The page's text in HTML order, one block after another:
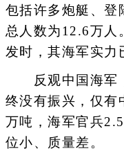
包括许多炮艇、登
总人数为12.6万人
发时，其海军实力
反观中国海军，
终没有振兴，仅有
万吨，海军官兵
位小、质量差。